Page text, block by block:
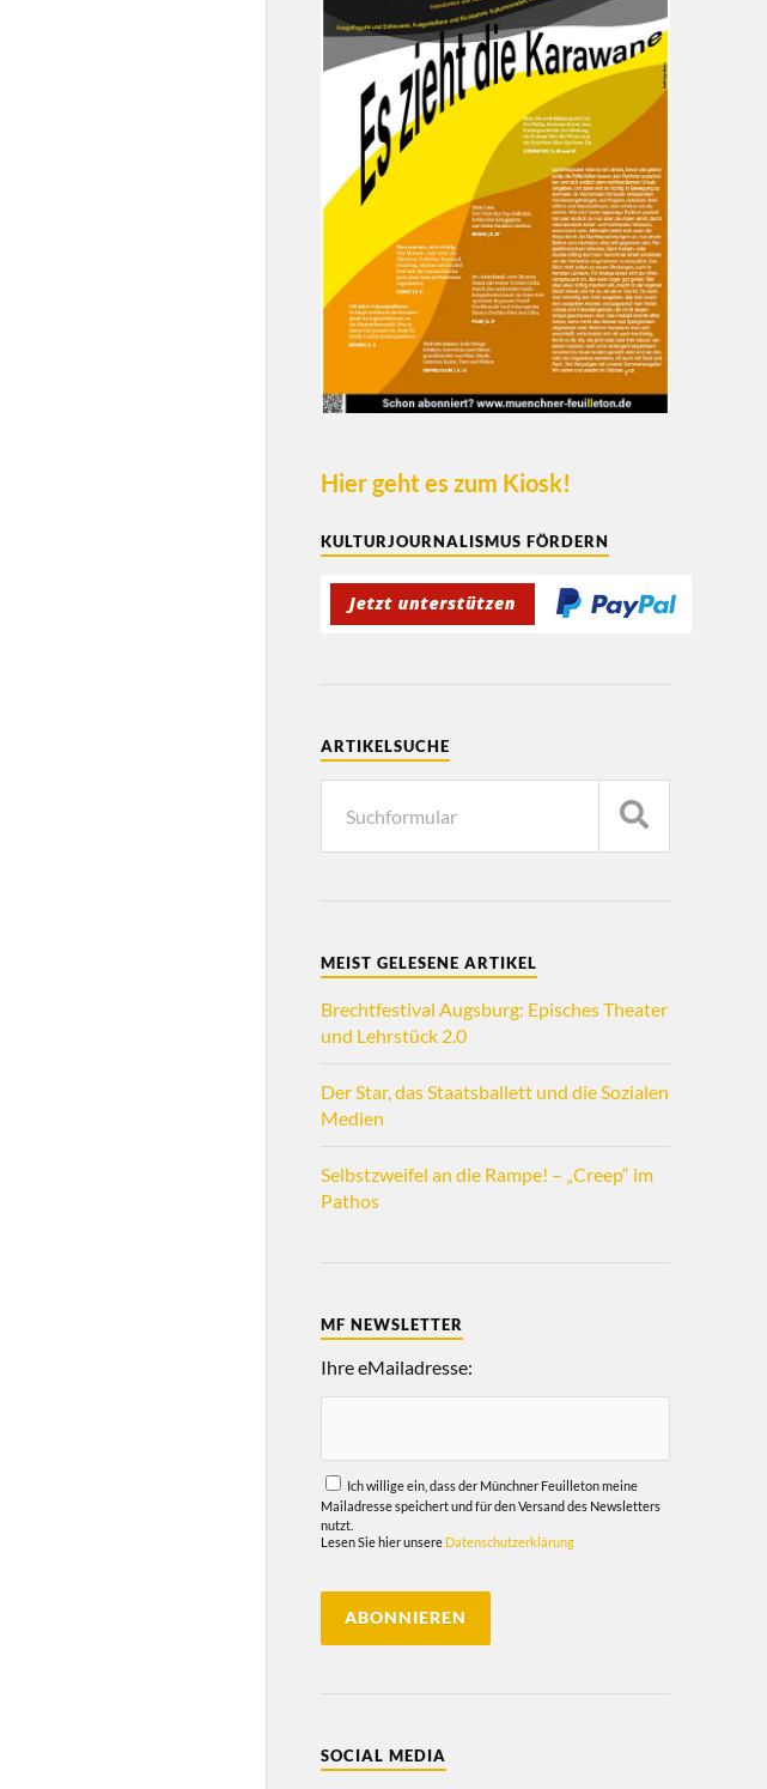
Hier geht es zum Kiosk!
KULTURJOURNALISMUS FÖRDERN
ARTIKELSUCHE
MEIST GELESENE ARTIKEL
Brechtfestival Augsburg: Episches Theater
und Lehrstück 2.0
Der Star, das Staatsballett und die Sozialen
Medien
Selbstzweifel an die Rampe! – „Creep“ im
Pathos
MF NEWSLETTER
Ihre eMailadresse:
Ich willige ein, dass der Münchner Feuilleton meine
Mailadresse speichert und für den Versand des Newsletters
nutzt.
Lesen Sie hier unsere Datenschutzerklärung
SOCIAL MEDIA